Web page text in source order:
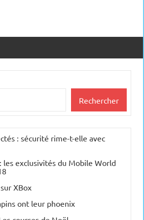
Rechercher
: sécurité rime-t-elle avec
les exclusivités du Mobile World
XBox
ont leur phoenix